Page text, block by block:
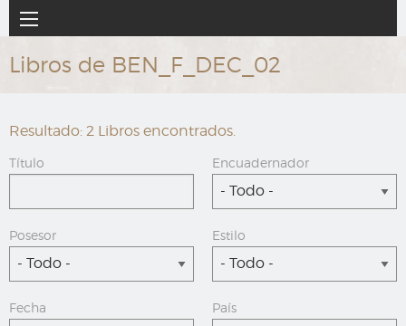
al
contenido
principal
Navegación
principal
Libros de BEN_F_DEC_02
Resultado: 2 Libros encontrados.
Título Encuadernador
- Todo -
Posesor
- Todo -
Estilo
- Todo -
Fecha País